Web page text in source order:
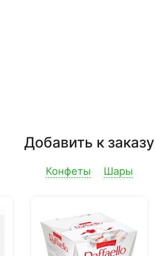
Добавить к заказу
Конфеты Шары